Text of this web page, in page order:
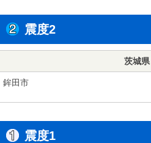
震度2
茨城県
鉾田市
震度1